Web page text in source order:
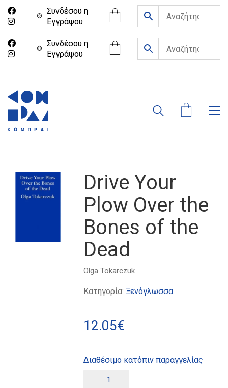
Συνδέσου η
Eγγράψου
Συνδέσου η
Eγγράψου
Drive Your
Plow Over the
Bones of the
Dead
Olga Tokarczuk
Κατηγορία: Ξενόγλωσσα
12.05€
Διαθέσιμο κατόπιν παραγγελίας